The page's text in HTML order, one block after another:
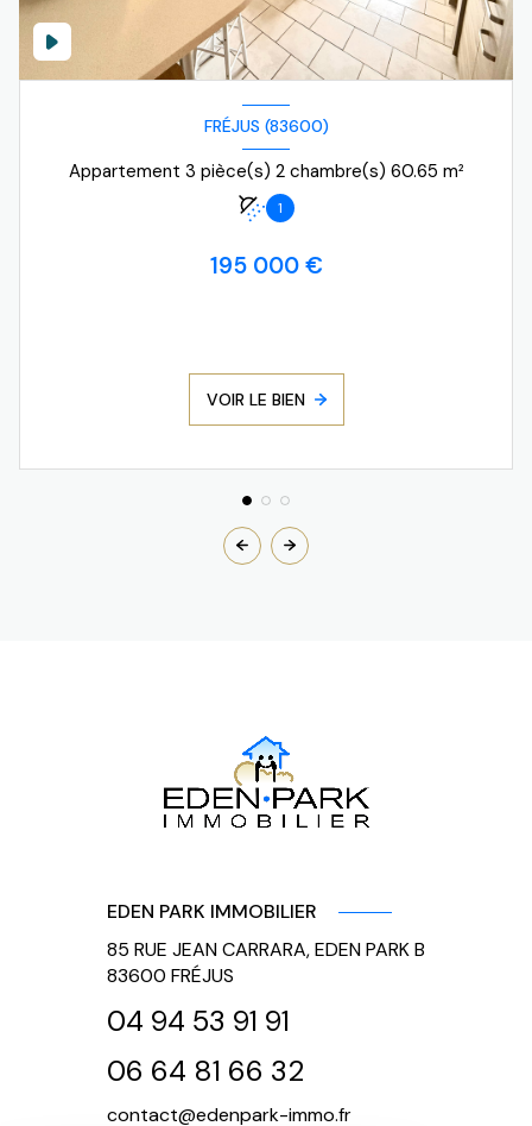
FRÉJUS (83600)
Appartement 3 pièce(s) 2 chambre(s) 60.65 m²
1
195 000 €
VOIR LE BIEN
EDEN PARK IMMOBILIER
85 RUE JEAN CARRARA, EDEN PARK B
83600 FRÉJUS
04 94 53 91 91
06 64 81 66 32
contact@edenpark-immo.fr